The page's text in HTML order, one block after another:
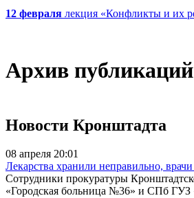
12 февраля лекция «Конфликты и их
Архив публикаций
Новости Кронштадта
08 апреля 20:01
Лекарства хранили неправильно,
Сотрудники прокуратуры
«Городская больница №36» и СПб